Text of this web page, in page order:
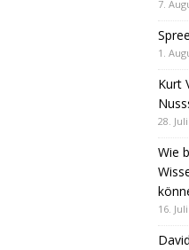
7.
1.
Kurt
28.
Wie
16.